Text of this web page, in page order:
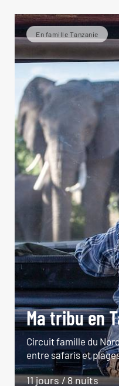
En famille Tanzanie
Ma tribu en
Circuit famille du
entre safaris et
11 jours / 8 nuits